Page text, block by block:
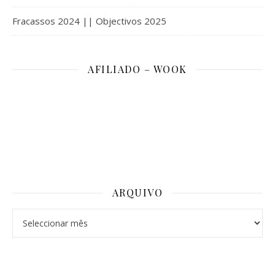
Fracassos 2024 || Objectivos 2025
AFILIADO – WOOK
ARQUIVO